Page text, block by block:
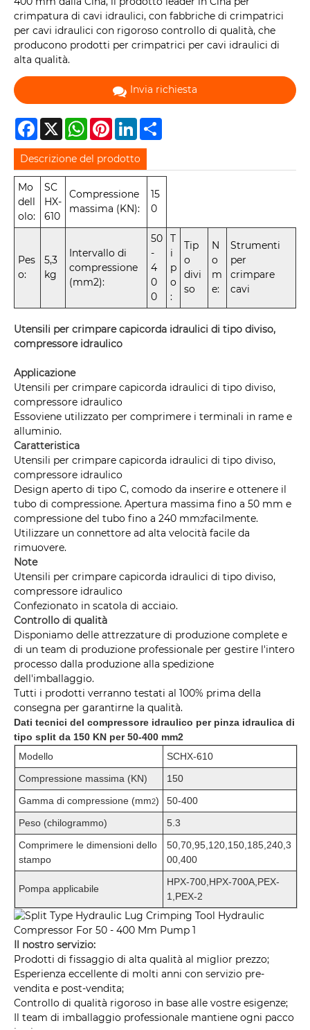
crimpatura di cavi idraulici, con fabbriche di crimpatrici
per cavi idraulici con rigoroso controllo di qualità, che
producono prodotti per crimpatrici per cavi idraulici di
alta qualità.
Invia richiesta
Facebook
X WhatsAppPinterestLinkedIn
Descrizione del prodotto
Mo
dell
olo:
SC
HX-
610
Compressione
massima (KN):
15
0
Pes
o:
5,3
kg
Intervallo di
compressione
(mm2):
50
-
4
0
0
T
i
p
o
:
Tip
o
divi
so
N
o
m
e:
Strumenti
per
crimpare
cavi
Utensili per crimpare capicorda idraulici di tipo diviso,
compressore idraulico
Applicazione
Utensili per crimpare capicorda idraulici di tipo diviso,
compressore idraulico
Essoviene utilizzato per comprimere i terminali in rame e
alluminio.
Caratteristica
Utensili per crimpare capicorda idraulici di tipo diviso,
compressore idraulico
Design aperto di tipo C, comodo da inserire e ottenere il
tubo di compressione. Apertura massima fino a 50 mm e
compressione del tubo fino a 240 mm2facilmente.
Utilizzare un connettore ad alta velocità facile da
rimuovere.
Note
Utensili per crimpare capicorda idraulici di tipo diviso,
compressore idraulico
Confezionato in scatola di acciaio.
Controllo di qualità
Disponiamo delle attrezzature di produzione complete e
di un team di produzione professionale per gestire l'intero
processo dalla produzione alla spedizione
dell'imballaggio.
Tutti i prodotti verranno testati al 100% prima della
consegna per garantirne la qualità.
Dati tecnici del compressore idraulico per pinza idraulica di
tipo split da 150 KN per 50-400 mm2
Modello
SCHX-610
Compressione massima (KN)
150
Gamma di compressione (mm2)
50-400
Peso (chilogrammo)
5.3
Comprimere le dimensioni dello
stampo
50,70,95,120,150,185,240,3
00,400
Pompa applicabile
HPX-700,HPX-700A,PEX-
1,PEX-2
Il nostro servizio:
Prodotti di fissaggio di alta qualità al miglior prezzo;
Esperienza eccellente di molti anni con servizio pre-
vendita e post-vendita;
Controllo di qualità rigoroso in base alle vostre esigenze;
Il team di imballaggio professionale mantiene ogni pacco